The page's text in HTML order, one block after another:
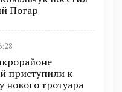
Погар
приступили к
нового тротуара